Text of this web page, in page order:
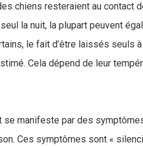
chiens resteraient au contact
la nuit, la plupart peuvent
le fait d’être laissés seuls
Cela dépend de leur
manifeste par des
Ces symptômes sont «